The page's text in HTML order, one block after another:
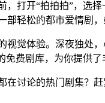
打开“拍拍拍”，选
轻松的都市爱情剧
视觉体验。深夜独处
费剧库，为你提供
在讨论的热门剧集？